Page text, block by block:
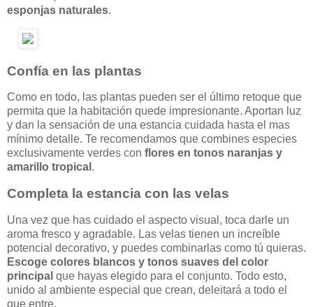
esponjas naturales.
Confía en las plantas
Como en todo, las plantas pueden ser el último retoque que
permita que la habitación quede impresionante. Aportan luz
y dan la sensación de una estancia cuidada hasta el mas
mínimo detalle. Te recomendamos que combines especies
exclusivamente verdes con flores en tonos naranjas y
amarillo tropical .
Completa la estancia con las velas
Una vez que has cuidado el aspecto visual, toca darle un
aroma fresco y agradable. Las velas tienen un increíble
potencial decorativo, y puedes combinarlas como tú quieras.
Escoge colores blancos y tonos suaves del color
principal que hayas elegido para el conjunto. Todo esto,
unido al ambiente especial que crean, deleitará a todo el
que entre.